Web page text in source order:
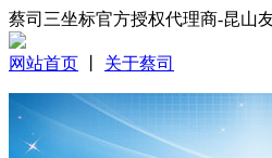
蔡司三坐标官方授权代理商-昆山
网站首页 关于蔡司